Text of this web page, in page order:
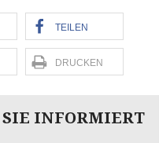
TEILEN
DRUCKEN
INFORMIERT